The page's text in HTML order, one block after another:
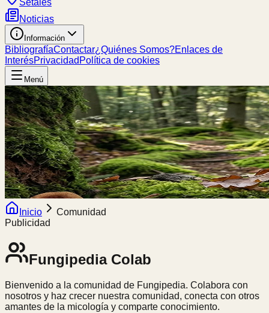
Setales
Noticias
Información
BibliografíaContactar¿Quiénes Somos?Enlaces de
InterésPrivacidad Política de cookies
Menú
Inicio
Comunidad
Publicidad
FungipediaColab
Bienvenido a la comunidad de Fungipedia. Colabora con
nosotros y haz crecer nuestra comunidad, conecta con otros
amantes de la micología y comparte conocimiento.